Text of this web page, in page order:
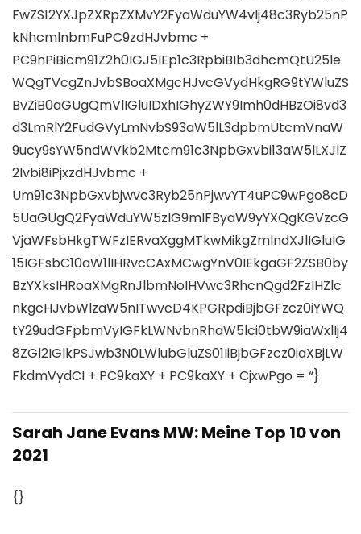
FwZS12YXJpZXRpZXMvY2FyaWduYW4vIj48c3Ryb25nP
kNhcmlnbmFuPC9zdHJvbmc +
PC9hPiBicm91Z2h0IGJ5IEp1c3RpbiBIb3dhcmQtU25le
WQgTVcgZnJvbSBoaXMgcHJvcGVydHkgRG9tYWluZS
BvZiB0aGUgQmVlIGluIDxhIGhyZWY9Imh0dHBzOi8vd3
d3LmRlY2FudGVyLmNvbS93aW5lL3dpbmUtcmVnaW
9ucy9sYW5ndWVkb2Mtcm91c3NpbGxvbi13aW5lLXJlZ
2lvbi8iPjxzdHJvbmc +
Um91c3NpbGxvbjwvc3Ryb25nPjwvYT4uPC9wPgo8cD
5UaGUgQ2FyaWduYW5zIG9mIFByaW9yYXQgKGVzcG
VjaWFsbHkgTWFzIERvaXggMTkwMikgZmlndXJlIGluIG
15IGFsbC10aW1lIHRvcCAxMCwgYnV0IEkgaGF2ZSB0by
BzYXksIHRoaXMgRnJlbmNoIHVwc3RhcnQgd2FzIHZlc
nkgcHJvbWlzaW5nITwvcD4KPGRpdiBjbGFzcz0iYWQ
tY29udGFpbmVyIGFkLWNvbnRhaW5lci0tbW9iaWxlIj4
8ZGl2IGlkPSJwb3N0LWlubGluZS01IiBjbGFzcz0iaXBjLW
FkdmVydCI + PC9kaXY + PC9kaXY + CjxwPgo = “}
Sarah Jane Evans MW: Meine Top 10 von
2021
{}